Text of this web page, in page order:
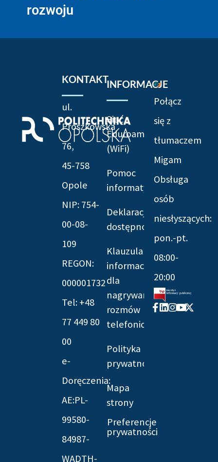
rozwoju
KONTAKT
ul.
Prószkowska
76,
45-758
Opole
NIP: 754-
00-08-
109
REGON:
000001732
Tel: +48
77 449 80
00
e-
Doręczenia:
AE:PL-
99580-
84987-
WADTH-
INFORMACJE
Sieć
Eduroam
(WiFi)
Pomoc
informatyczna
Deklaracja
dostępności
Klauzula
informacyjna
dla
nagrywania
rozmów
telefonicznych
Polityka
prywatności
Mapa
strony
Preferencje
prywatności
Połącz
się z
tłumaczem
Migam
Obsługa
osób
niesłyszących:
pon.-pt.
08:00-
20:00
Facebook-
f
Linkedin
Instagram
Youtube
X-